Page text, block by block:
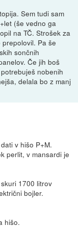
Sem tudi sam
(še vedno ga
na TČ. Strošek za
Pa še
sončnih
Če jih boš
nobenih
delala bo z manj
v hišo P+M.
perlit, v mansardi je
1700 litrov
bojler.
hišo.